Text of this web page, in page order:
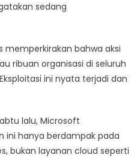
sedang
memperkirakan bahwa aksi
ribuan organisasi di seluruh
ini nyata terjadi dan
lalu, Microsoft
ini hanya berdampak pada
bukan layanan cloud seperti